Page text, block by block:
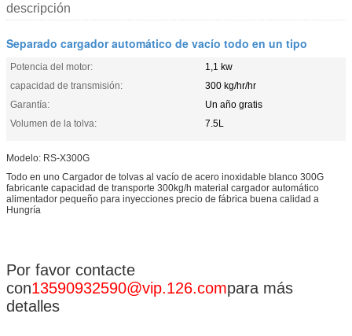
descripción
Separado cargador automático de vacío todo en un tipo
Potencia del motor:
1,1 kw
capacidad de transmisión:
300 kg/hr/hr
Garantía:
Un año gratis
Volumen de la tolva:
7.5L
Modelo: RS-X300G
Todo en uno Cargador de tolvas al vacío de acero inoxidable blanco 300G
fabricante capacidad de transporte 300kg/h material cargador automático
alimentador pequeño para inyecciones precio de fábrica buena calidad a
Hungría
Por favor contacte
con13590932590@vip.126.compara más
detalles